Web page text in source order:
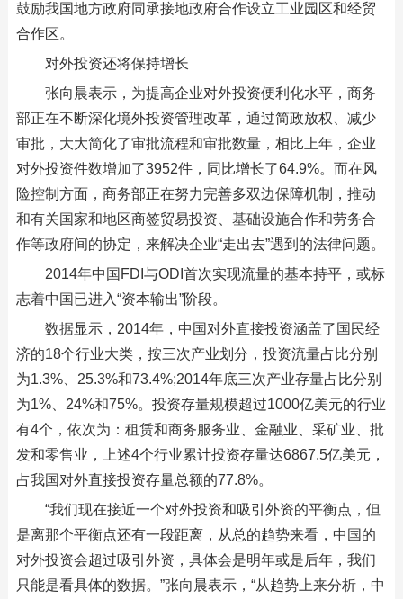
鼓励我国地方政府同承接地政府合作设立工业园区和经贸
合作区。
对外投资还将保持增长
张向晨表示，为提高企业对外投资便利化水平，商务
部正在不断深化境外投资管理改革，通过简政放权、减少
审批，大大简化了审批流程和审批数量，相比上年，企业
对外投资件数增加了3952件，同比增长了64.9%。而在风
险控制方面，商务部正在努力完善多双边保障机制，推动
和有关国家和地区商签贸易投资、基础设施合作和劳务合
作等政府间的协定，来解决企业“走出去”遇到的法律问题。
2014年中国FDI与ODI首次实现流量的基本持平，或标
志着中国已进入“资本输出”阶段。
数据显示，2014年，中国对外直接投资涵盖了国民经
济的18个行业大类，按三次产业划分，投资流量占比分别
为1.3%、25.3%和73.4%;2014年底三次产业存量占比分别
为1%、24%和75%。投资存量规模超过1000亿美元的行业
有4个，依次为：租赁和商务服务业、金融业、采矿业、批
发和零售业，上述4个行业累计投资存量达6867.5亿美元，
占我国对外直接投资存量总额的77.8%。
“我们现在接近一个对外投资和吸引外资的平衡点，但
是离那个平衡点还有一段距离，从总的趋势来看，中国的
对外投资会超过吸引外资，具体会是明年或是后年，我们
只能是看具体的数据。”张向晨表示，“从趋势上来分析，中